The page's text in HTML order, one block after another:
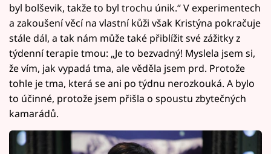
byl bolševik, takže to byl trochu únik.“ V experimentech
a zakoušení věcí na vlastní kůži však Kristýna pokračuje
stále dál, a tak nám může také přiblížit své zážitky z
týdenní terapie tmou: „Je to bezvadný! Myslela jsem si,
že vím, jak vypadá tma, ale věděla jsem prd. Protože
tohle je tma, která se ani po týdnu nerozkouká. A bylo
to účinné, protože jsem přišla o spoustu zbytečných
kamarádů.